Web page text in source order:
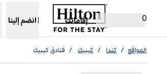
0
إقاماتك
،يفتح علامة تبويب جديدة
انضم إلينا
المواقع / كندا / كيبيك / فنادق كيبيك